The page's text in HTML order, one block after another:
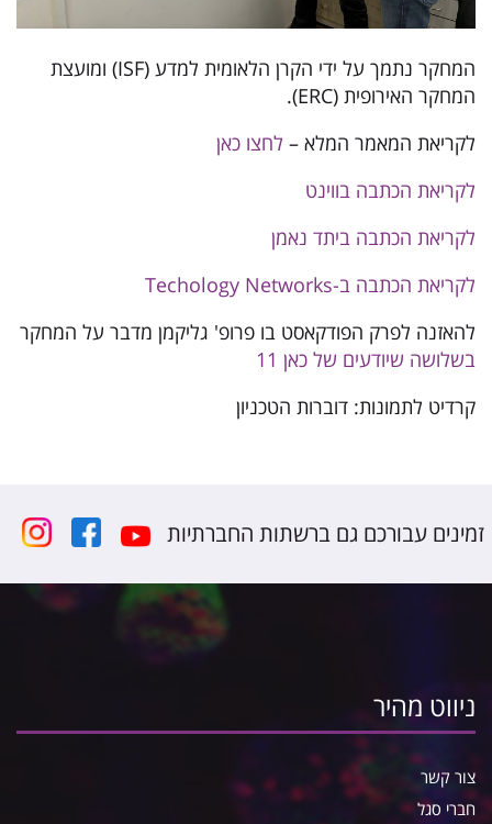
המחקר נתמך על ידי הקרן הלאומית למדע (ISF) ומועצת
המחקר האירופית (ERC).
לקריאת המאמר המלא – לחצו כאן
לקריאת הכתבה בווינט
לקריאת הכתבה ביתד נאמן
לקריאת הכתבה ב-Techology Networks
להאזנה לפרק הפודקאסט בו פרופ' גליקמן מדבר על המחקר
בשלושה שיודעים של כאן 11
קרדיט לתמונות: דוברות הטכניון
זמינים עבורכם גם ברשתות החברתיות
ניווט מהיר
צור קשר
חברי סגל